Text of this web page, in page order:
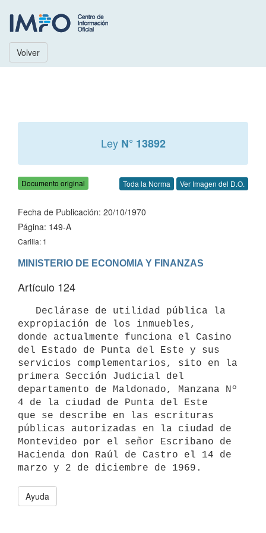
Volver
Ley N° 13892
Documento original Toda la Norma Ver Imagen del D.O.
Fecha de Publicación: 20/10/1970
Página: 149-A
Carilla: 1
MINISTERIO DE ECONOMIA Y FINANZAS
Artículo 124
expropiación de los inmuebles,
donde actualmente funciona el Casino
del Estado de Punta del Este y sus
servicios complementarios, sito en la
primera Sección Judicial del
departamento de Maldonado, Manzana Nº
4 de la ciudad de Punta del Este
que se describe en las escrituras
públicas autorizadas en la ciudad de
Montevideo por el señor Escribano de
Hacienda don Raúl de Castro el 14 de
Ayuda